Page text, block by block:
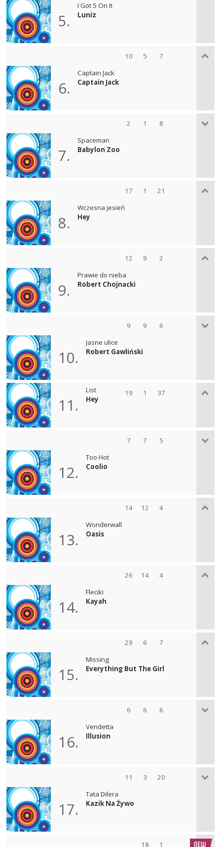
5.
I Got 5 On It
Luniz
10 5 7
6.
Captain Jack
Captain Jack
2 1 8
7.
Spaceman
Babylon Zoo
17 1 21
8.
Wczesna jesień
Hey
12 9 2
9.
Prawie do nieba
Robert Chojnacki
9 9 6
10.
Jasne ulice
Robert Gawliński
19 1 37
11.
List
Hey
7 7 5
12.
Too Hot
Coolio
14 12 4
13.
Wonderwall
Oasis
26 14 4
14.
Fleciki
Kayah
29 6 7
15.
Missing
Everything But The Girl
6 6 6
16.
Vendetta
Illusion
11 3 20
17.
Tata Dilera
Kazik Na Żywo
18 1